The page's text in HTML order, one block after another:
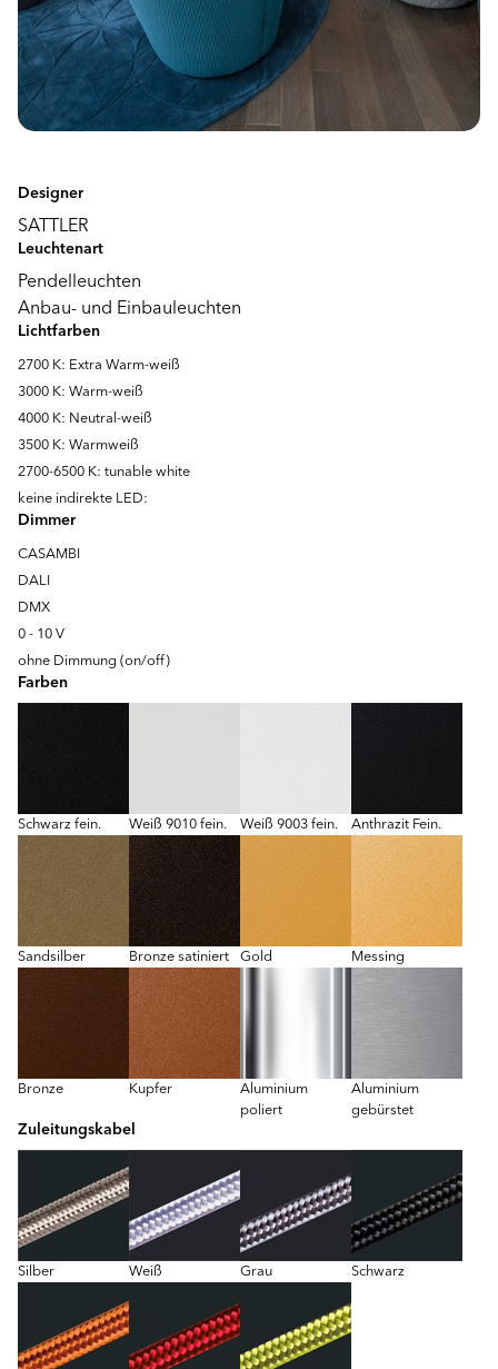
Designer
SATTLER
Leuchtenart
Pendelleuchten
Anbau- und Einbauleuchten
Lichtfarben
2700 K: Extra Warm-weiß
3000 K: Warm-weiß
4000 K: Neutral-weiß
3500 K: Warmweiß
2700-6500 K: tunable white
keine indirekte LED:
Dimmer
CASAMBI
DALI
DMX
0 - 10 V
ohne Dimmung (on/off)
Farben
Schwarz fein. Weiß 9010 fein. Weiß 9003 fein. Anthrazit Fein.
Sandsilber Bronze satiniert Gold Messing
Bronze Kupfer
Aluminium
poliert
Aluminium
gebürstet
Zuleitungskabel
Silber Weiß Grau Schwarz